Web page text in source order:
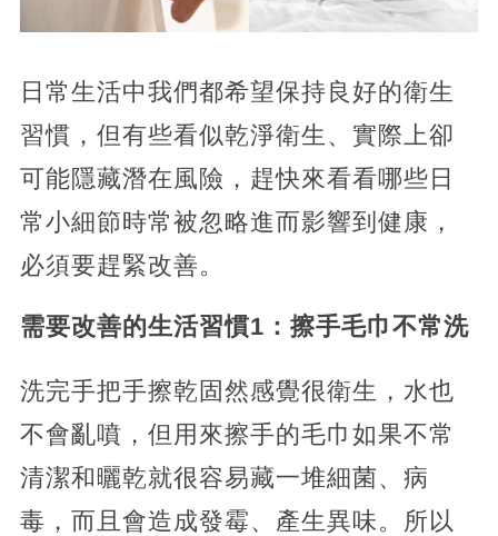
日常生活中我們都希望保持良好的衛生
習慣，但有些看似乾淨衛生、實際上卻
可能隱藏潛在風險，趕快來看看哪些日
常小細節時常被忽略進而影響到健康，
必須要趕緊改善。
需要改善的生活習慣1：擦手毛巾不常洗
洗完手把手擦乾固然感覺很衛生，水也
不會亂噴，但用來擦手的毛巾如果不常
清潔和曬乾就很容易藏一堆細菌、病
毒，而且會造成發霉、產生異味。所以